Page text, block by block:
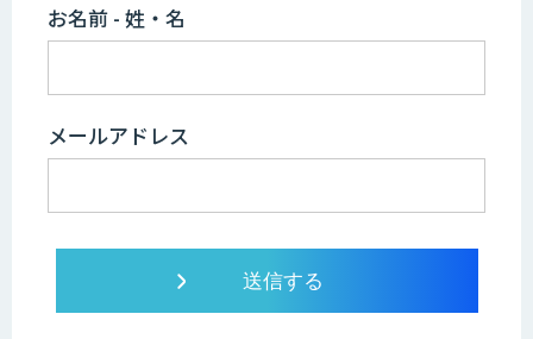
お名前 - 姓・名
メールアドレス